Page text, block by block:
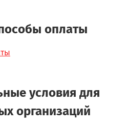
оплаты
условия для
организаций